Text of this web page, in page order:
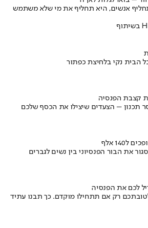
אנשים, היא תחליף את מי שלא משתמש
הבית נקי בלחיצת כפתור
קצבת הפנסיה
תכנון – הצעדים שיצילו את הכסף שלכם
את הבור הפנסיוני בין נשים לגברים
לכם את הפנסיה
רק אם תתחילו מוקדם. כך תבנו עתיד